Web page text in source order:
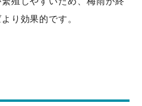
り効果的です。